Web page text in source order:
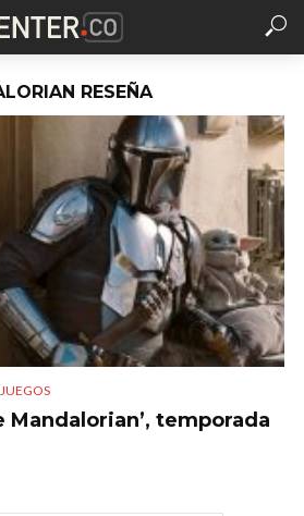
RESEÑA
Mandalorian’, temporada